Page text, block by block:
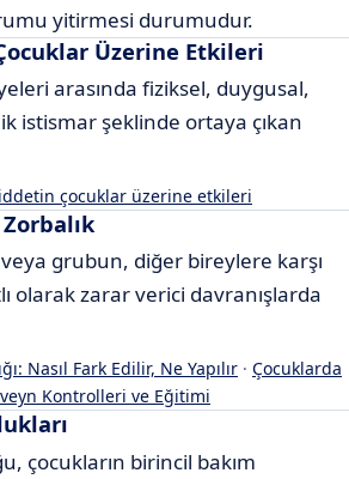
yitirmesi durumudur.
Üzerine Etkileri
arasında fiziksel, duygusal,
istismar şeklinde ortaya çıkan
çocuklar üzerine etkileri
grubun, diğer bireylere karşı
olarak zarar verici davranışlarda
Nasıl Fark Edilir, Ne Yapılır · Çocuklarda
Kontrolleri ve Eğitimi
çocukların birincil bakım